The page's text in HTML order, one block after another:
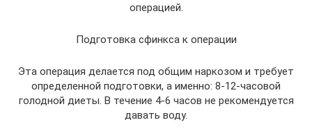
операцией.
Подготовка сфинкса к операции
Эта операция делается под общим наркозом и требует
определенной подготовки, а именно: 8-12-часовой
голодной диеты. В течение 4-6 часов не рекомендуется
давать воду.